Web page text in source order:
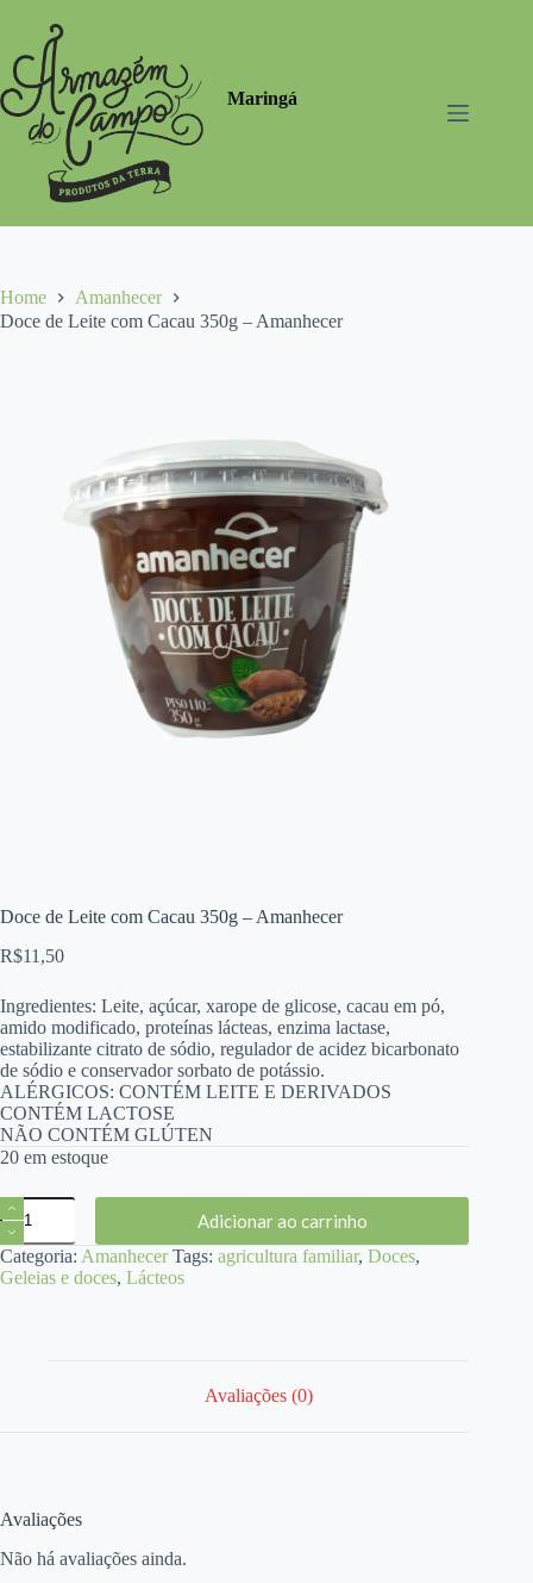
conteúdo
Maringá
Home
Amanhecer
Doce de Leite com Cacau 350g – Amanhecer
Doce de Leite com Cacau 350g – Amanhecer
R$11,50
Ingredientes: Leite, açúcar, xarope de glicose, cacau em pó,
amido modificado, proteínas lácteas, enzima lactase,
estabilizante citrato de sódio, regulador de acidez bicarbonato
de sódio e conservador sorbato de potássio.
ALÉRGICOS: CONTÉM LEITE E DERIVADOS
CONTÉM LACTOSE
NÃO CONTÉM GLÚTEN
20 em estoque
Doce
de
Leite
com
Cacau
Adicionar ao carrinho
Categoria: Amanhecer Tags: agricultura familiar, Doces,
Geleias e doces, Lácteos
Avaliações (0)
Avaliações
Não há avaliações ainda.